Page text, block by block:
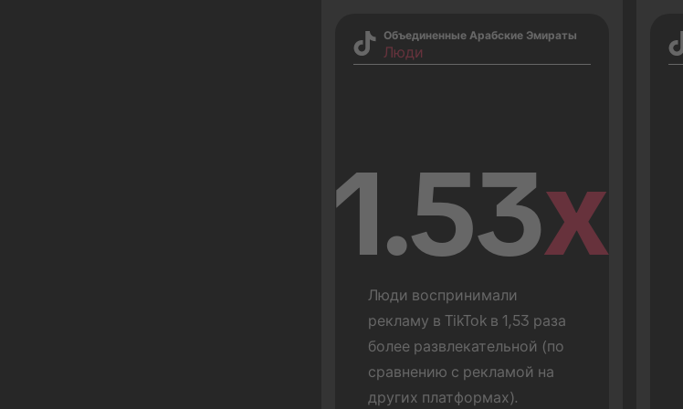
Объединенные Арабские Эмираты
Люди
1.53x
Люди воспринимали
рекламу в TikTok в 1,53 раза
более развлекательной (по
сравнению с рекламой на
других платформах).